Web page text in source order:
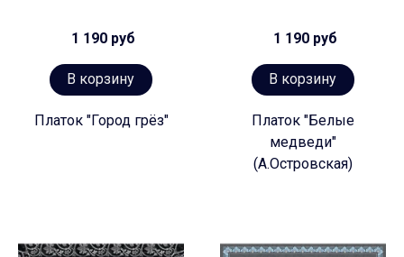
1 190 руб
В корзину
Платок "Город грёз"
1 190 руб
В корзину
Платок "Белые
медведи"
(А.Островская)